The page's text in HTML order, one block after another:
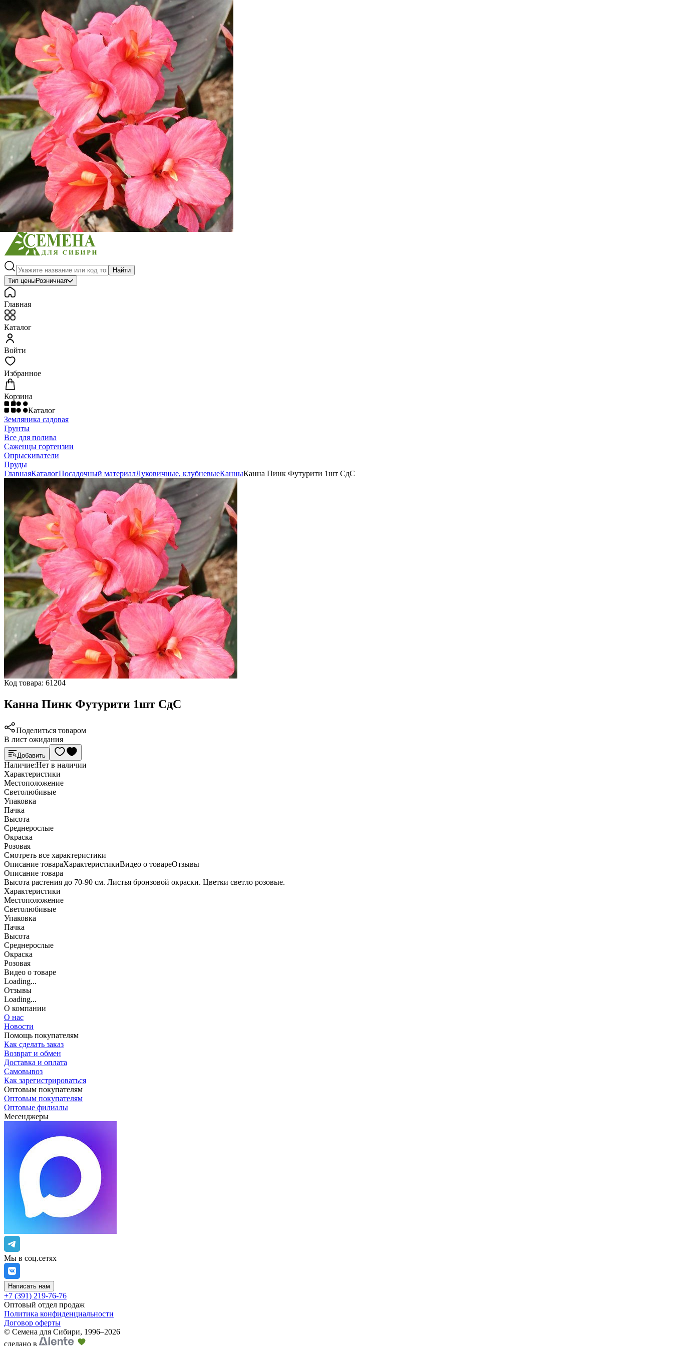
Выберите город
Обратный звонок Заказать обратный звонок
Каталог
Семена
Грунты
Газонные травы, сидераты
Горшки, рассадники, аксессуары
Посадочный материал
Садовый инструмент, инвентарь
Консервирование
Средства защиты, удобрения, добавки, химия
Обустройство сада, декор
Найти
Тип ценыРозничная
Главная
Каталог
Войти
Избранное
Корзина
Каталог
Земляника садовая
Грунты
Все для полива
Саженцы гортензии
Опрыскиватели
Пруды
ГлавнаяКаталогПосадочный материалЛуковичные, клубневыеКанныКанна Пинк Футурити 1шт СдС
Код товара: 61204
Канна Пинк Футурити 1шт СдС
Поделиться товаром
В лист ожидания
Добавить
Наличие:Нет в наличии
Характеристики
Местоположение
Светолюбивые
Упаковка
Пачка
Высота
Среднерослые
Окраска
Розовая
Cмотреть все характеристики
Описание товараХарактеристикиВидео о товареОтзывы
Описание товара
Высота растения до 70-90 см. Листья бронзовой окраски. Цветки светло розовые.
Характеристики
Местоположение
Светолюбивые
Упаковка
Пачка
Высота
Среднерослые
Окраска
Розовая
Видео о товаре
Loading...
Отзывы
Loading...
О компании
О нас
Новости
Помощь покупателям
Как сделать заказ
Возврат и обмен
Доставка и оплата
Самовывоз
Как зарегистрироваться
Оптовым покупателям
Оптовым покупателям
Оптовые филиалы
Месенджеры
Мы в соц.сетях
Написать нам
+7 (391) 219-76-76
Оптовый отдел продаж
Политика конфиденциальности
Договор оферты
© Семена для Сибири, 1996–2026
сделано в